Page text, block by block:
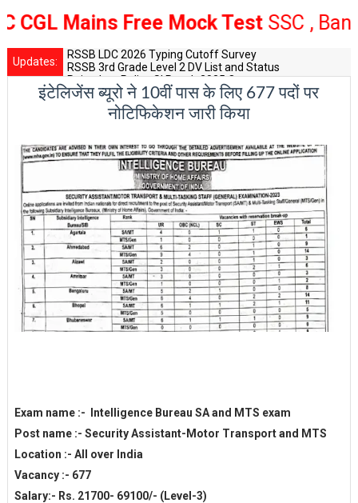
Mains Free Mock TestSSC , Bank
Updates:
RSSB LDC 2026 Typing Cutoff Survey
RSSB 3rd Grade Level 2 DV List and Status
Rajasthan Police SI Result 2025 Out
CET 12th Exam 2026 Syllabus and Exam Dates
RPSC Senior Teacher Recruitment 2025: Post Increase
इंटेलिजेंस ब्यूरो ने 10वीं पास के लिए 677 पदों पर
नोटिफिकेशन जारी किया
Exam name :- Intelligence Bureau SA and MTS exam
Post name :- Security Assistant-Motor Transport and MTS
Location :- All over India
Vacancy :- 677
Salary:- Rs. 21700- 69100/- (Level-3)